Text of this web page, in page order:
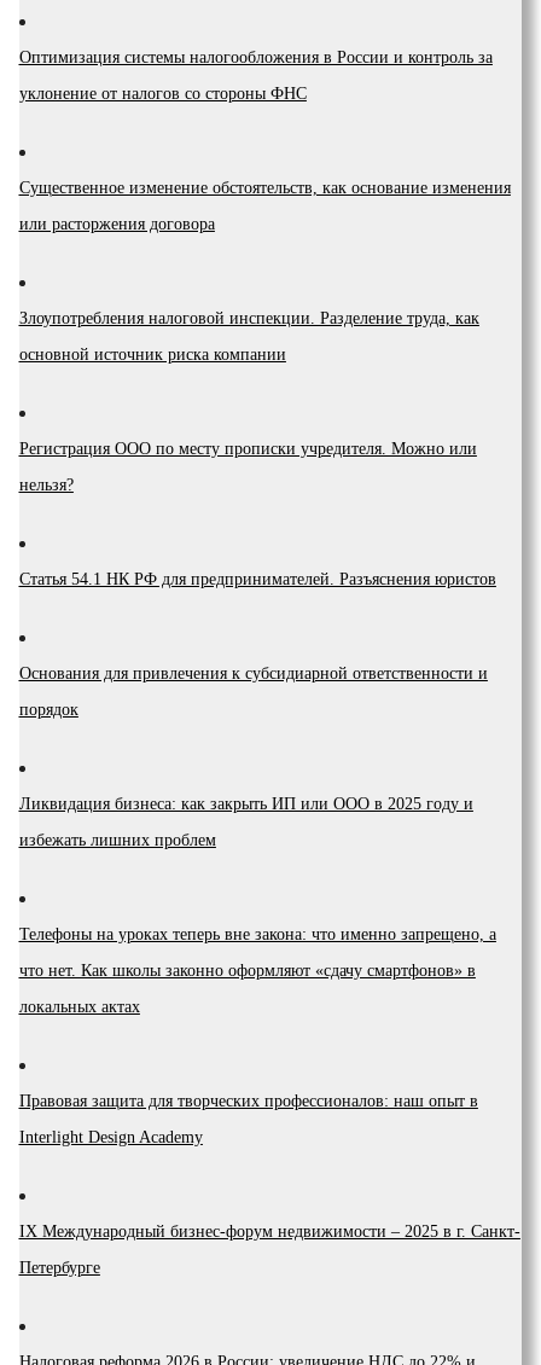
Оптимизация системы налогообложения в России и контроль за
уклонение от налогов со стороны ФНС
Существенное изменение обстоятельств, как основание изменения
или расторжения договора
Злоупотребления налоговой инспекции. Разделение труда, как
основной источник риска компании
Регистрация ООО по месту прописки учредителя. Можно или
нельзя?
Статья 54.1 НК РФ для предпринимателей. Разъяснения юристов
Основания для привлечения к субсидиарной ответственности и
порядок
Ликвидация бизнеса: как закрыть ИП или ООО в 2025 году и
избежать лишних проблем
Телефоны на уроках теперь вне закона: что именно запрещено, а
что нет. Как школы законно оформляют «сдачу смартфонов» в
локальных актах
Правовая защита для творческих профессионалов: наш опыт в
Interlight Design Academy
IX Международный бизнес-форум недвижимости – 2025 в г. Санкт-
Петербурге